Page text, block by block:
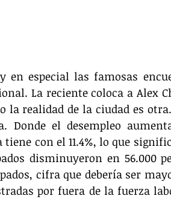
especial las famosas
La reciente coloca a Alex
la realidad de la ciudad es
Donde el desempleo
con el 11.4%, lo que
disminuyeron en 56.000
cifra que debería ser
por fuera de la fuerza